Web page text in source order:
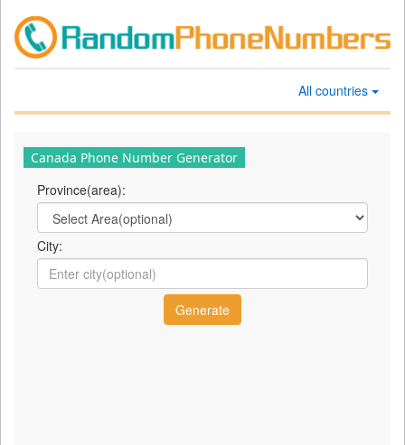
All countries
Canada Phone Number Generator
Province(area):
City: